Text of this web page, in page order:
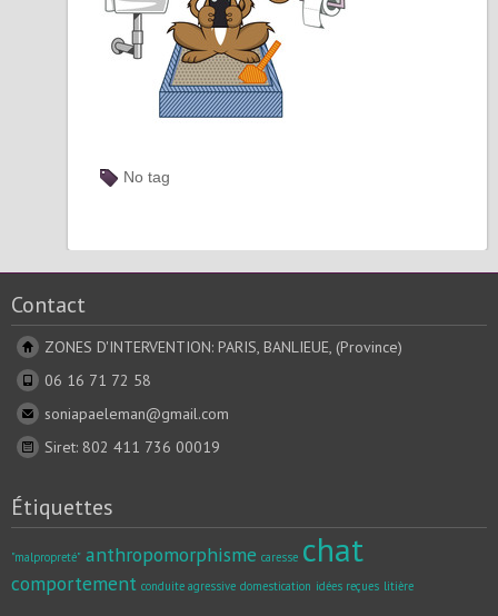
No tag
Contact
ZONES D'INTERVENTION: PARIS, BANLIEUE, (Province)
06 16 71 72 58
soniapaeleman@gmail.com
Siret: 802 411 736 00019
Étiquettes
"malpropreté" anthropomorphisme caresse chat
comportement conduite agressive domestication idées reçues litière